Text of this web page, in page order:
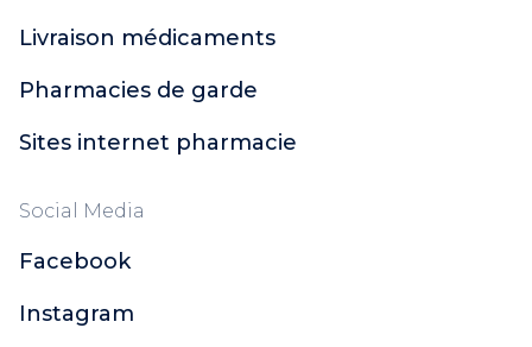
Livraison médicaments
Pharmacies de garde
Sites internet pharmacie
Social Media
Facebook
Instagram